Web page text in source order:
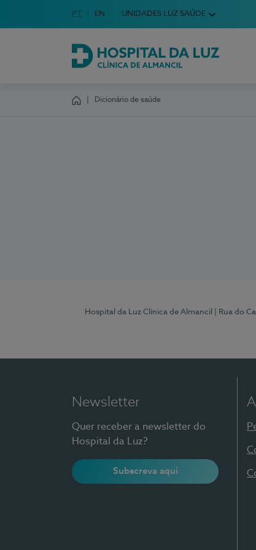
Escolha o seu idioma
Idioma em Português
PT English Language
EN UNIDADES LUZ SAÚDE
Hospital da Luz Clínica de Almancil
Dicionário de saúde
Hospital da Luz Clínica de Almancil | Rua do
Newsletter
Quer receber a newsletter do
Hospital da Luz?
Subscreva aqui